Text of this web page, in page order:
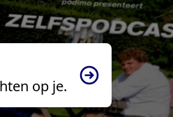
op je.